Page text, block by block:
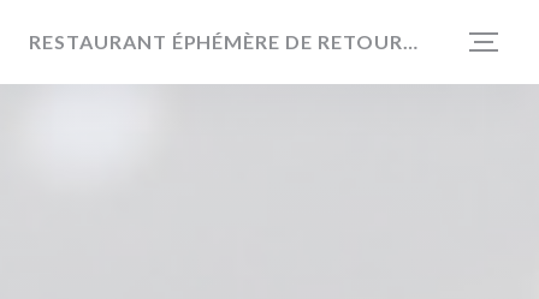
RESTAURANT ÉPHÉMÈRE DE RETOUR EN 2026